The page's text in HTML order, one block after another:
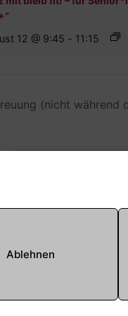
Ablehnen
12 @ 9:45 - 11:15
(nicht während
E-Mail: